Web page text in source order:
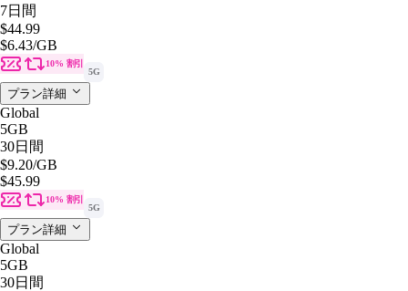
7日間
$44.99
$6.43/GB
10% 割引
5G
プラン詳細
Global
5GB
30日間
$9.20/GB
$45.99
10% 割引
5G
プラン詳細
Global
5GB
30日間